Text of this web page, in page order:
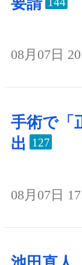
要請
08月07日
手術で「
出
127
08月07日